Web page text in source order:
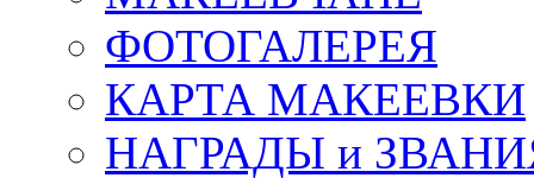
ФОТОГАЛЕРЕЯ
КАРТА МАКЕЕВКИ
НАГРАДЫ и